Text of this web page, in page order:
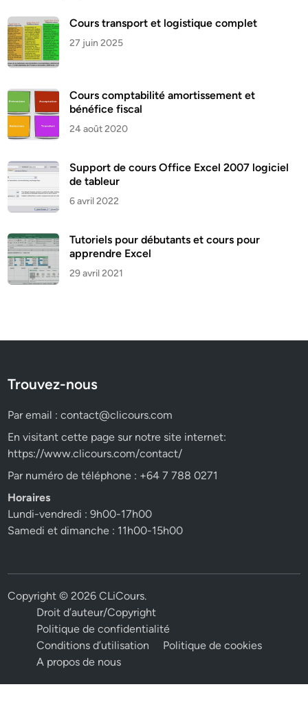
Cours transport et logistique complet
27 juin 2025
Cours comptabilité amortissement et
bénéfice fiscal
24 août 2020
Support de cours Office Excel 2007 logiciel
de tableur
6 avril 2022
Tutoriels pour débutants et cours pour
apprendre Excel
29 avril 2021
Trouvez-nous
Par email :contact@clicours.com
En visitant cette page sur notre site internet:
https://www.clicours.com/contact/
Par numéro de téléphone : +64 7 788 0271
Horaires
Lundi-vendredi : 9h00-17h00
Samedi et dimanche : 11h00-15h00
Copyright © 2026CLiCours.
Droit d’auteur/Copyright
Politique de confidentialité
Conditions d’utilisation
Politique de cookies
A propos de nous